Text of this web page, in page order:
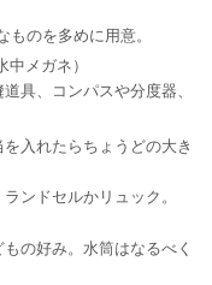
ものを多めに用意。
メガネ）
具、コンパスや分度器、
入れたらちょうどの大き
ンドセルかリュック。
の好み。水筒はなるべく